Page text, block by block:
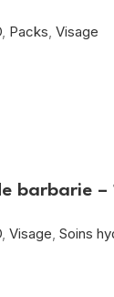
, Packs, Visage
barbarie –
, Visage, Soins